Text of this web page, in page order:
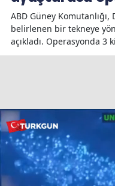
ABD Güney Komutanlığı,
belirlenen bir tekneye
açıkladı. Operasyonda